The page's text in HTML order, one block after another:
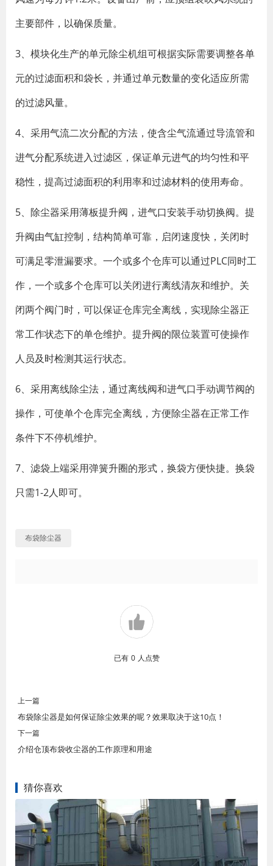
主要部件，以确保质量。
3、模块化生产的单元除尘机组可根据实际需要调整各单
元的过滤面积和袋长，并通过单元数量的变化适应所需
的过滤风量。
4、采用气流二次分配的方法，使含尘气流通过导流管和
进气分配系统进入过滤区，保证单元进气的均匀性和平
稳性，提高过滤面积的利用率和过滤材料的使用寿命。
5、除尘器采用薄板提升阀，进气口安装手动切换阀。提
升阀由气缸控制，结构简单可靠，启闭速度快，关闭时
可满足零泄漏要求。一个或多个仓库可以通过PLC同时工
作，一个或多个仓库可以关闭进行离线清灰和维护。关
闭两个阀门时，可以保证仓库完全离线，实现除尘器正
常工作状态下的单仓维护。提升阀的限位装置可使操作
人员及时检测其运行状态。
6、采用离线除尘法，通过离线阀和进气口手动调节阀的
操作，可使单个仓库完全离线，方便除尘器在正常工作
条件下不停机维护。
7、滤袋上端采用弹簧升圈的形式，换袋方便快捷。换袋
只需1-2人即可。
布袋除尘器
已有 0 人点赞
上一篇
布袋除尘器是如何保证除尘效果的呢？效果取决于这10点！
下一篇
介绍仓顶布袋收尘器的工作原理和用途
猜你喜欢